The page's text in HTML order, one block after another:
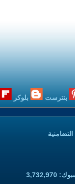
بنترست بلوكر